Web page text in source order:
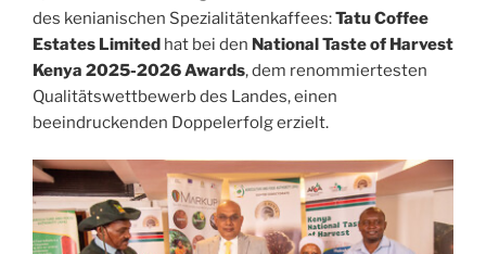
des kenianischen Spezialitätenkaffees:Tatu Coffee
Estates Limited hat bei den National Taste of Harvest
Kenya 2025-2026 Awards, dem renommiertesten
Qualitätswettbewerb des Landes, einen
beeindruckenden Doppelerfolg erzielt.